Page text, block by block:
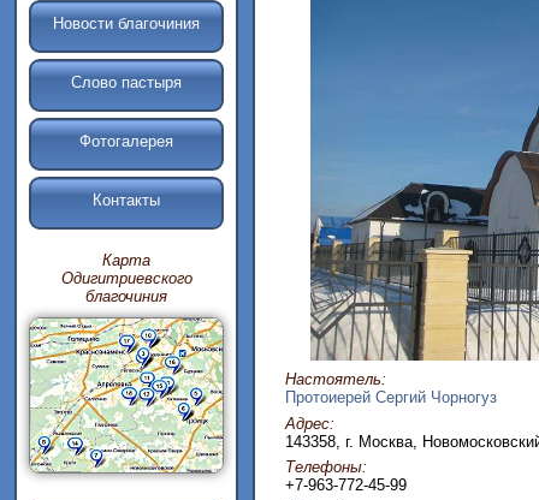
Новости благочиния
Слово пастыря
Фотогалерея
Контакты
Карта
Одигитриевского
благочиния
Настоятель:
Протоиерей Сергий Чорногуз
Адрес:
143358, г. Москва,
Телефоны:
+7-963-772-45-99